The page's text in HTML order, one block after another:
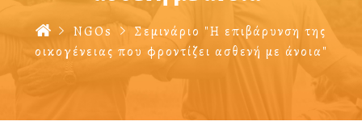
NGOs
Σεμινάριο "Η επιβάρυνση της
οικογένειας που φροντίζει ασθενή με άνοια"